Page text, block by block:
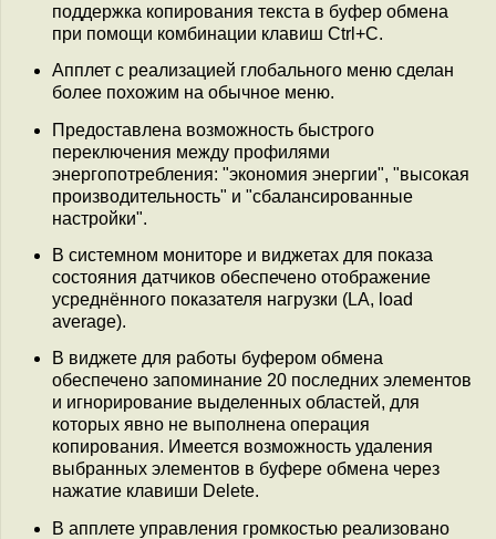
поддержка копирования текста в буфер обмена
при помощи комбинации клавиш Ctrl+C.
Апплет с реализацией глобального меню сделан
более похожим на обычное меню.
Предоставлена возможность быстрого
переключения между профилями
энергопотребления: "экономия энергии", "высокая
производительность" и "сбалансированные
настройки".
В системном мониторе и виджетах для показа
состояния датчиков обеспечено отображение
усреднённого показателя нагрузки (LA, load
average).
В виджете для работы буфером обмена
обеспечено запоминание 20 последних элементов
и игнорирование выделенных областей, для
которых явно не выполнена операция
копирования. Имеется возможность удаления
выбранных элементов в буфере обмена через
нажатие клавиши Delete.
В апплете управления громкостью реализовано